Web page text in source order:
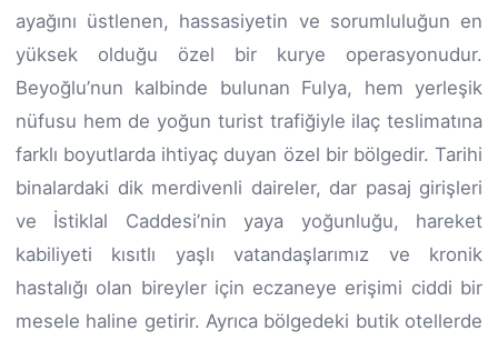
ayağını üstlenen, hassasiyetin ve sorumluluğun en
yüksek olduğu özel bir kurye operasyonudur.
Beyoğlu’nun kalbinde bulunan Fulya, hem yerleşik
nüfusu hem de yoğun turist trafiğiyle ilaç teslimatına
farklı boyutlarda ihtiyaç duyan özel bir bölgedir. Tarihi
binalardaki dik merdivenli daireler, dar pasaj girişleri
ve İstiklal Caddesi’nin yaya yoğunluğu, hareket
kabiliyeti kısıtlı yaşlı vatandaşlarımız ve kronik
hastalığı olan bireyler için eczaneye erişimi ciddi bir
mesele haline getirir. Ayrıca bölgedeki butik otellerde